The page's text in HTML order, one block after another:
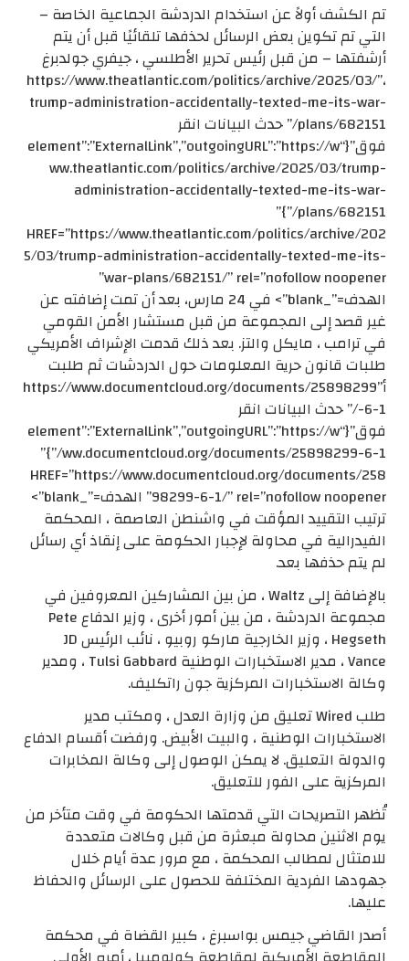
تم الكشف أولاً عن استخدام الدردشة الجماعية الخاصة –
التي تم تكوين بعض الرسائل لحذفها تلقائيًا قبل أن يتم
أرشفتها – من قبل رئيس تحرير الأطلسي ، جيفري جولدبرغ
،”https://www.theatlantic.com/politics/archive/2025/03/
trump-administration-accidentally-texted-me-its-war-
plans/682151/” حدث البيانات انقر
فوق”{“element”:”ExternalLink”,”outgoingURL”:”https://w
ww.theatlantic.com/politics/archive/2025/03/trump-
administration-accidentally-texted-me-its-war-
plans/682151/”}”
HREF=”https://www.theatlantic.com/politics/archive/202
5/03/trump-administration-accidentally-texted-me-its-
war-plans/682151/” rel=”nofollow noopener”
الهدف=”_blank”> في 24 مارس، بعد أن تمت إضافته عن
غير قصد إلى المجموعة من قبل مستشار الأمن القومي
في ترامب ، مايكل والتز. بعد ذلك قدمت الإشراف الأمريكي
طلبات قانون حرية المعلومات حول الدردشات ثم طلبت
أ”https://www.documentcloud.org/documents/25898299
-6-1/” حدث البيانات انقر
فوق”{“element”:”ExternalLink”,”outgoingURL”:”https://w
ww.documentcloud.org/documents/25898299-6-1/”}”
HREF=”https://www.documentcloud.org/documents/258
98299-6-1/” rel=”nofollow noopener” الهدف=”_blank”>
ترتيب التقييد المؤقت في واشنطن العاصمة ، المحكمة
الفيدرالية في محاولة لإجبار الحكومة على إنقاذ أي رسائل
لم يتم حذفها بعد.
بالإضافة إلى Waltz ، من بين المشاركين المعروفين في
مجموعة الدردشة ، من بين أمور أخرى ، وزير الدفاع Pete
Hegseth ، وزير الخارجية ماركو روبيو ، نائب الرئيس JD
Vance ، مدير الاستخبارات الوطنية Tulsi Gabbard ، ومدير
وكالة الاستخبارات المركزية جون راتكليف.
طلب Wired تعليق من وزارة العدل ، ومكتب مدير
الاستخبارات الوطنية ، والبيت الأبيض. ورفضت أقسام الدفاع
والدولة التعليق. لا يمكن الوصول إلى وكالة المخابرات
المركزية على الفور للتعليق.
تُظهر التصريحات التي قدمتها الحكومة في وقت متأخر من
يوم الاثنين محاولة مبعثرة من قبل وكالات متعددة
للامتثال لمطالب المحكمة ، مع مرور عدة أيام خلال
جهودها الفردية المختلفة للحصول على الرسائل والحفاظ
عليها.
أصدر القاضي جيمس بواسبرغ ، كبير القضاة في محكمة